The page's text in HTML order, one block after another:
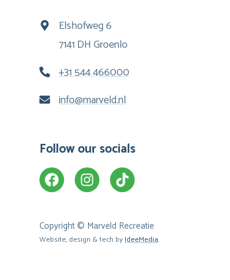
Elshofweg 6
7141 DH Groenlo
+31 544 466000
info@marveld.nl
Follow our socials
Copyright © Marveld Recreatie
Website, design & tech byIdeeMedia.